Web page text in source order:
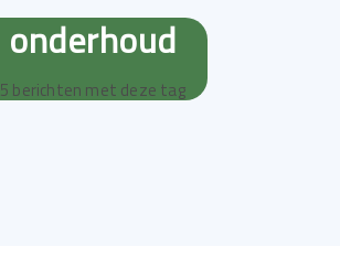
onderhoud
5 berichten met deze tag